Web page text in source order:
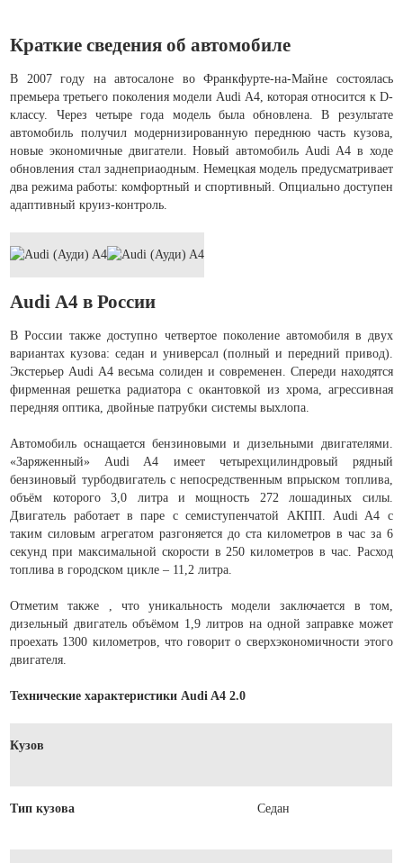
Краткие сведения об автомобиле
В 2007 году на автосалоне во Франкфурте-на-Майне состоялась
премьера третьего поколения модели Audi А4, которая относится к D-
классу. Через четыре года модель была обновлена. В результате
автомобиль получил модернизированную переднюю часть кузова,
новые экономичные двигатели. Новый автомобиль Audi А4 в ходе
обновления стал заднеприаодным. Немецкая модель предусматривает
два режима работы: комфортный и спортивный. Опциально доступен
адаптивный круиз-контроль.
Audi А4 в России
В России также доступно четвертое поколение автомобиля в двух
вариантах кузова: седан и универсал (полный и передний привод).
Экстерьер Audi А4 весьма солиден и современен. Спереди находятся
фирменная решетка радиатора с окантовкой из хрома, агрессивная
передняя оптика, двойные патрубки системы выхлопа.
Автомобиль оснащается бензиновыми и дизельными двигателями.
«Заряженный» Audi A4 имеет четырехцилиндровый рядный
бензиновый турбодвигатель с непосредственным впрыском топлива,
объём которого 3,0 литра и мощность 272 лошадиных силы.
Двигатель работает в паре с семиступенчатой АКПП. Audi A4 с
таким силовым агрегатом разгоняется до ста километров в час за 6
секунд при максимальной скорости в 250 километров в час. Расход
топлива в городском цикле – 11,2 литра.
Отметим также , что уникальность модели заключается в том,
дизельный двигатель объёмом 1,9 литров на одной заправке может
проехать 1300 километров, что говорит о сверхэкономичности этого
двигателя.
Технические характеристики Audi A4 2.0
Кузов
Тип кузова Седан